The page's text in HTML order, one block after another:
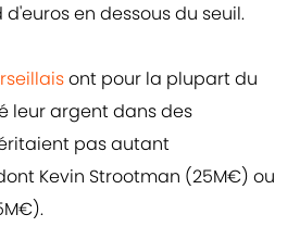
en dessous du seuil.
ont pour la plupart du
leur argent dans des
pas autant
Kevin Strootman (25M€) ou